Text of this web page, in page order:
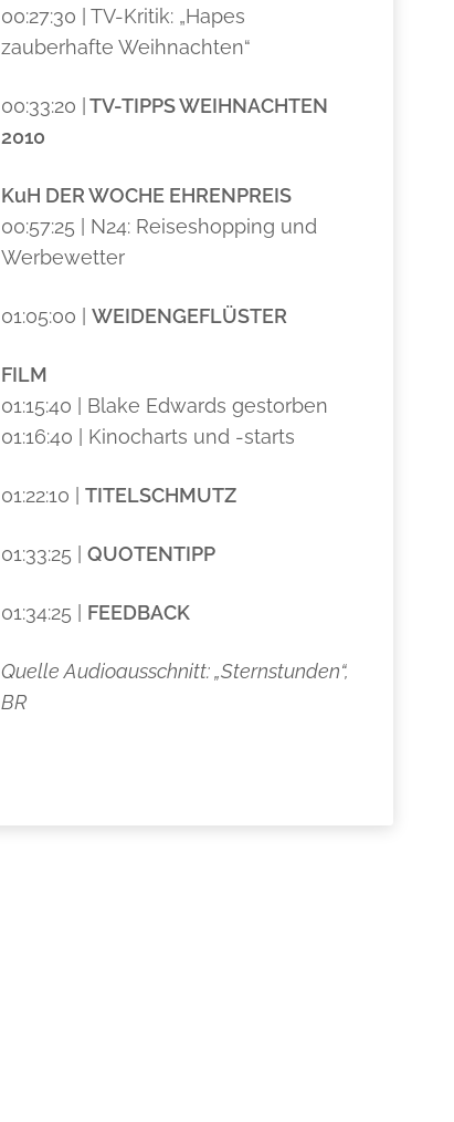
00:27:30 | TV-Kritik: „Hapes
zauberhafte Weihnachten“
00:33:20 |
TV-TIPPS WEIHNACHTEN
2010
KuH DER WOCHE EHRENPREIS
00:57:25 | N24: Reiseshopping und
Werbewetter
01:05:00 | WEIDENGEFLÜSTER
FILM
01:15:40 | Blake Edwards gestorben
01:16:40 | Kinocharts und -starts
01:22:10 | TITELSCHMUTZ
01:33:25 | QUOTENTIPP
01:34:25 | FEEDBACK
Quelle Audioausschnitt: „Sternstunden“,
BR